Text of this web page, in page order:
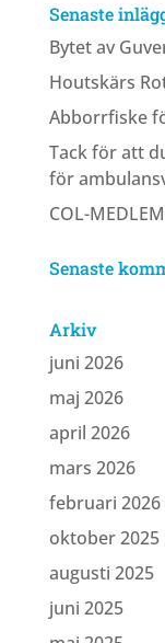
Senaste
Bytet av
Houtskärs
Abborrfiske
Tack för att
för
COL-
Senaste
Arkiv
juni 2026
maj 2026
april 2026
mars 2026
februari 2026
oktober 2025
augusti 2025
juni 2025